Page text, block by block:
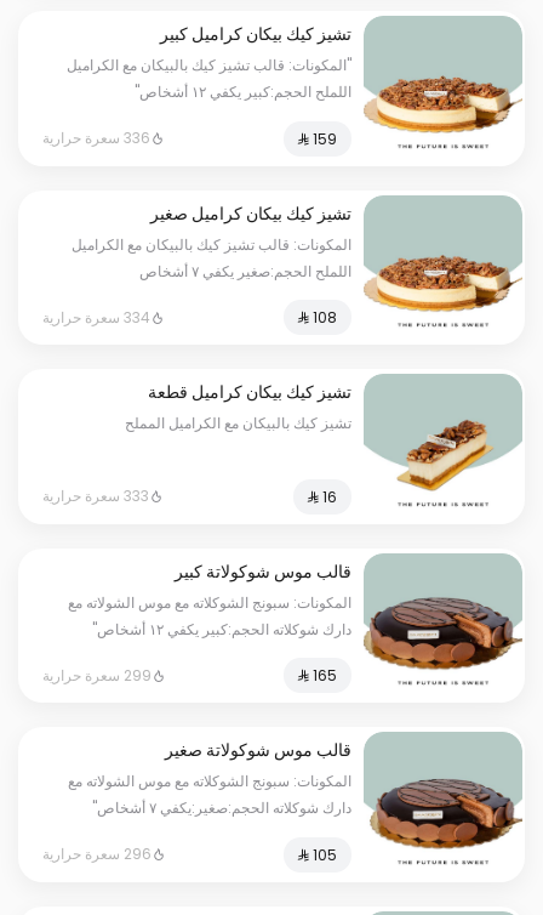
تشيز كيك بيكان كراميل كبير
"المكونات: قالب تشيز كيك بالبيكان مع الكراميل
اللملح الحجم:كبير يكفي ١٢ أشخاص"
336 سعرة حرارية
تشيز كيك بيكان كراميل صغير
المكونات: قالب تشيز كيك بالبيكان مع الكراميل
اللملح الحجم:صغير يكفي ٧ أشخاص
334 سعرة حرارية
تشيز كيك بيكان كراميل قطعة
تشيز كيك بالبيكان مع الكراميل المملح
333 سعرة حرارية
قالب موس شوكولاتة كبير
المكونات: سبونج الشوكلاته مع موس الشولاته مع
دارك شوكلاته الحجم:كبير يكفي ١٢ أشخاص"
299 سعرة حرارية
قالب موس شوكولاتة صغير
المكونات: سبونج الشوكلاته مع موس الشولاته مع
دارك شوكلاته الحجم:صغير:يكفي ٧ أشخاص"
296 سعرة حرارية